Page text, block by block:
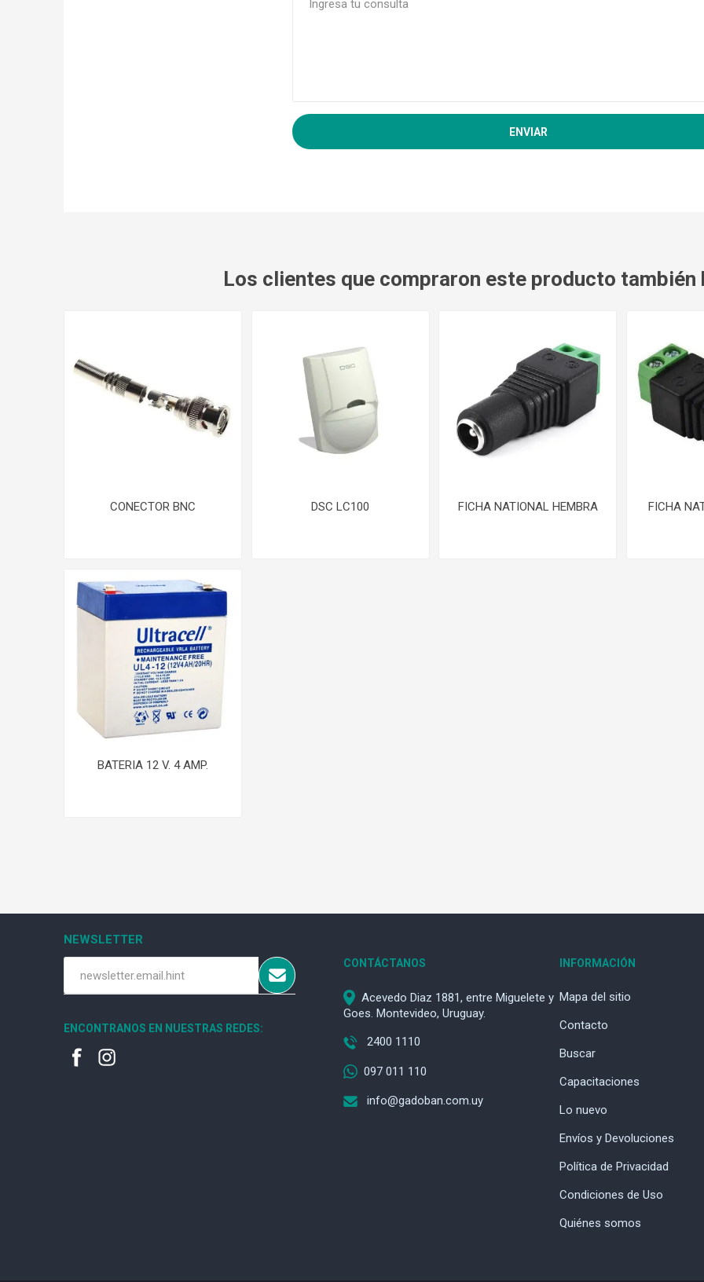
Los clientes que compraron este producto también
CONECTOR BNC DSC LC100 FICHA NATIONAL HEMBRA FICHA
BATERIA 12 V. 4 AMP.
NEWSLETTER
ENCONTRANOS EN NUESTRAS REDES:
CONTÁCTANOS
Acevedo Diaz 1881, entre Miguelete y
Goes. Montevideo, Uruguay.
2400 1110
097 011 110
info@gadoban.com.uy
INFORMACIÓN
Mapa del sitio
Contacto
Buscar
Capacitaciones
Lo nuevo
Envíos y Devoluciones
Política de Privacidad
Condiciones de Uso
Quiénes somos